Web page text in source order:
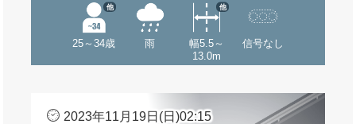
25～34歳
他
雨
幅5.5～
13.0m
他
信号なし
2023年11月19日(日)02:15